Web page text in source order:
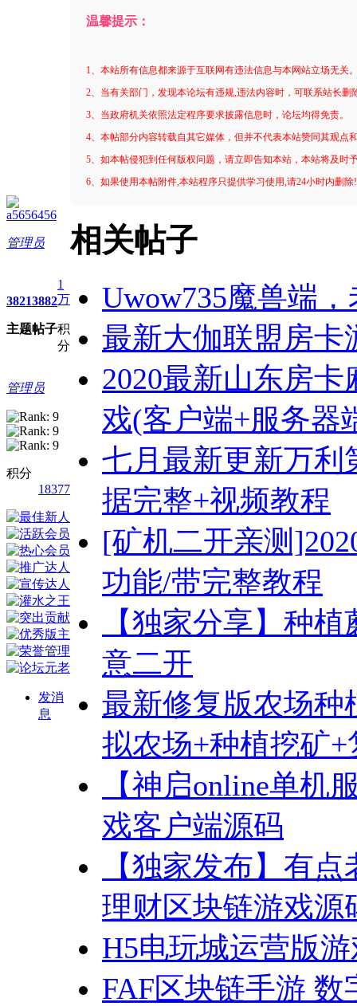
a5656456
管理员
3821
主题
3882
帖子
1
万
积
分
管理员
积分
18377
发消
息
温馨提示：
1、本站所有信息都来源于互联网有违法信息与本网站立场无关
2、当有关部门，发现本论坛有违规,违法内容时，可联系站长删
3、当政府机关依照法定程序要求披露信息时，论坛均得免责。
4、本帖部分内容转载自其它媒体，但并不代表本站赞同其观点
5、如本帖侵犯到任何版权问题，请立即告知本站，本站将及时
6、如果使用本帖附件,本站程序只提供学习使用,请24小时内删
相关帖子
Uwow735魔兽端
最新大伽联盟房卡
2020最新山东房卡
戏(客户端+服务器
七月最新更新万利
据完整+视频教程
[矿机二开亲测
功能/带完整教程
【独家分享】种
意二开
最新修复版农场种
拟农场+种植挖矿
【神启online单机
戏客户端源码
【独家发布】有
理财区块链游戏源
H5电玩城运营版
FAF区块链手游